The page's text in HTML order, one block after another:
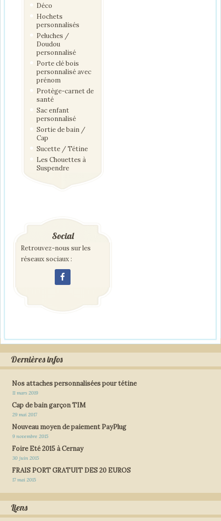
Déco
Hochets
personnalisés
Peluches /
Doudou
personnalisé
Porte clé bois
personnalisé avec
prénom
Protège-carnet de
santé
Sac enfant
personnalisé
Sortie de bain /
Cap
Sucette / Tétine
Les Chouettes à
Suspendre
Social
Retrouvez-nous sur les
réseaux sociaux :
Dernières infos
Nos attaches personnalisées pour tétine
11 mars 2019
Cap de bain garçon TIM
29 mai 2017
Nouveau moyen de paiement PayPlug
9 novembre 2015
Foire Eté 2015 à Cernay
30 juin 2015
FRAIS PORT GRATUIT DES 20 EUROS
17 mai 2015
Liens